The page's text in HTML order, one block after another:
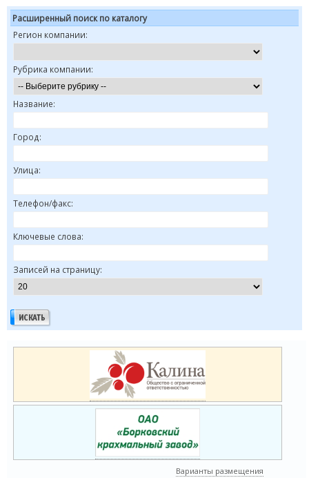
Расширенный поиск по каталогу
Регион компании:
Рубрика компании:
Название:
Город:
Улица:
Телефон/факс:
Ключевые слова:
Записей на страницу:
Варианты размещения